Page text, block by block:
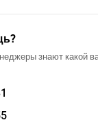
знают какой